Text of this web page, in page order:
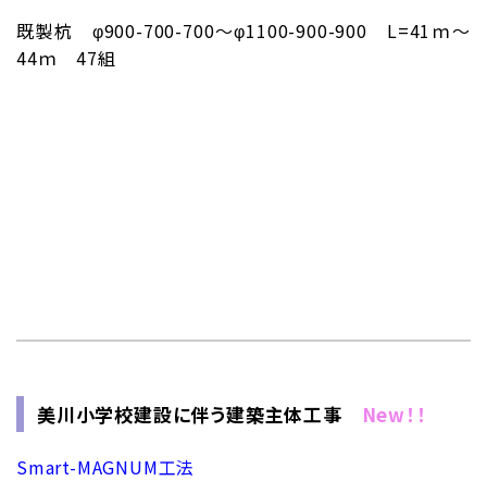
既製杭 φ900-700-700～φ1100-900-900 L=41ｍ～
44ｍ 47組
美川小学校建設に伴う建築主体工事 New！！
Smart-MAGNUM工法